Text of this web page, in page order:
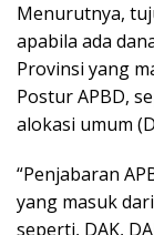
Menurutnya,
apabila ada
Provinsi yang
Postur APBD,
alokasi umum
“Penjabaran
yang masuk
seperti, DAK,